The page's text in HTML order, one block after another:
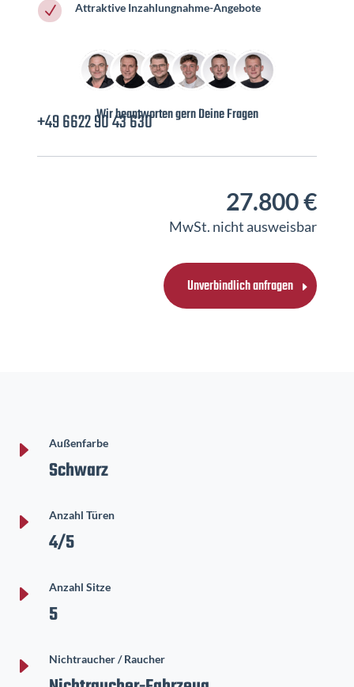
N Attraktive Inzahlungnahme-Angebote
Wir beantworten gern Deine Fragen
+49 6622 90 43 630
27.800 €
MwSt. nicht ausweisbar
Unverbindlich anfragen
E Außenfarbe
Schwarz
E Anzahl Türen
4/5
E Anzahl Sitze
5
E Nichtraucher / Raucher